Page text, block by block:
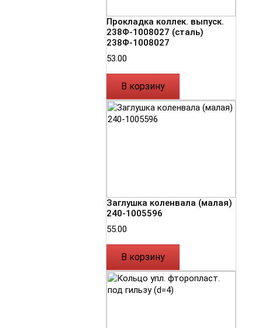
Прокладка коллек. выпуск.
238Ф-1008027 (сталь)
238Ф-1008027
53.00
В корзину
Заглушка коленвала (малая)
240-1005596
55.00
В корзину